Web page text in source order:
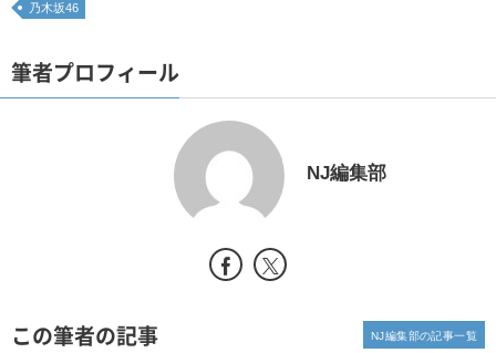
乃木坂46
筆者プロフィール
NJ編集部
この筆者の記事 NJ編集部の記事一覧